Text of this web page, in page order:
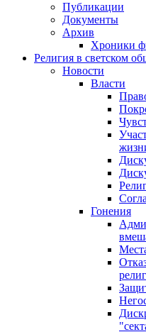
Публикации
Документы
Архив
Хроники
Религия в светском
Новости
Власти
Гонения